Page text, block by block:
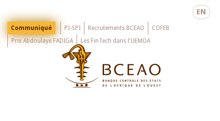
main
EN
Menu
Top
Communiqué PI-SPI Recrutements BCEAO
COFEB
Prix Abdoulaye FADIGA
Les FinTech dans l'UEMOA